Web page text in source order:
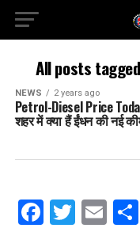
All posts
NEWS 2 years ago
Petrol-Diesel Price
शहर में क्या हैं ईंधन की नई
Facebook
Twitter